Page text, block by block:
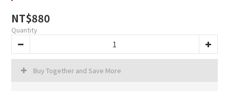
NT$880
Quantity
Buy Together and Save More